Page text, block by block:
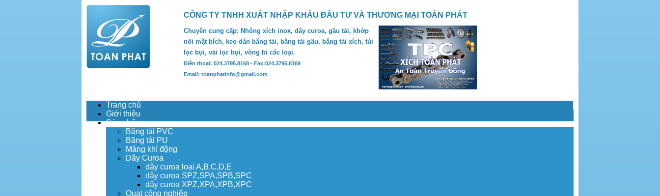
CÔNG TY TNHH XUẤT NHẬP KHẨU ĐẦU TƯ VÀ THƯƠNG MẠI TOÀN PHÁT
Chuyên cung cấp: Nhông xích inox, dây curoa, gầu tải, khớp
nối mặt bích, keo dán băng tải, băng tải gầu, băng tải xích, túi
lọc bụi, vải lọc bụi, vòng bi các loại.
Điện thoại: 024.3795.8168 - Fax:024.3795.8169
Email: toanphatinfo@gmail.com
Trang chủ
Giới thiệu
Sản phẩm
Băng tải PVC
Băng tải PU
Máng khí động
Dây Curoa
dây curoa loại A,B,C,D,E
dây curoa SPZ,SPA,SPB,SPC
dây curoa XPZ,XPA,XPB,XPC
Quạt công nghiệp